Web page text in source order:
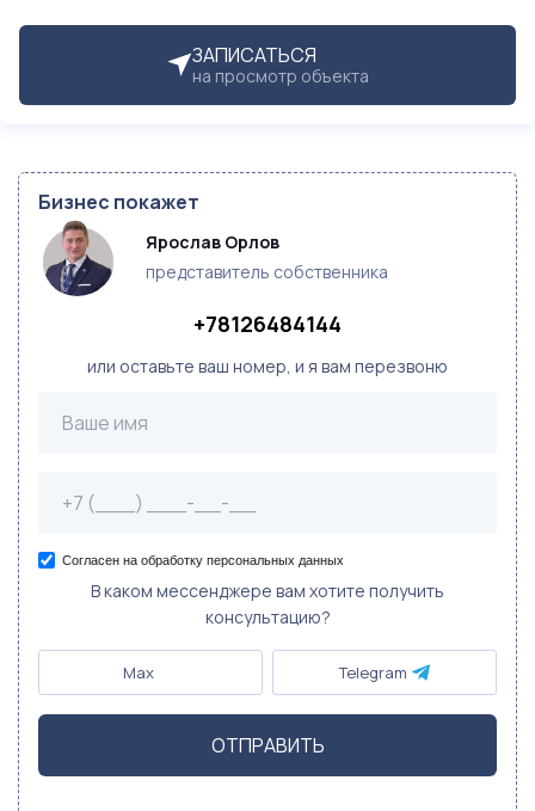
ЗАПИСАТЬСЯ
на просмотр объекта
Бизнес покажет
Ярослав Орлов
представитель собственника
+78126484144
или оставьте ваш номер, и я вам перезвоню
Согласен на обработку персональных данных
В каком мессенджере вам хотите получить
консультацию?
Max Telegram
ОТПРАВИТЬ